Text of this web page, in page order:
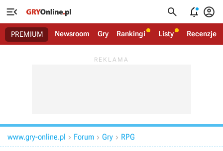
   
PREMIUM Newsroom Gry Rankingi Listy Recenzje
www.gry-online.pl  Forum  Gry  RPG